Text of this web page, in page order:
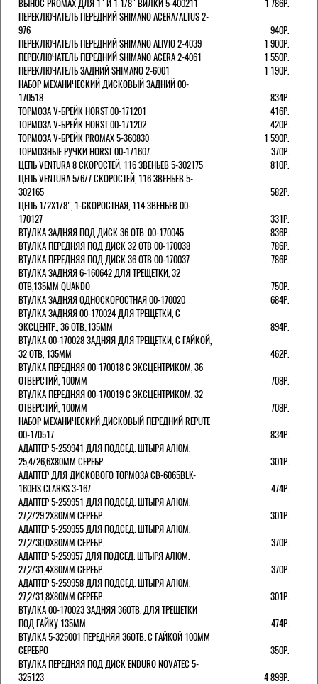
ВЫНОС PROMAX ДЛЯ 1" И 1 1/8" ВИЛКИ 5-400211
1 786Р.
ПЕРЕКЛЮЧАТЕЛЬ ПЕРЕДНИЙ SHIMANO ACERA/ALTUS 2-
976
940Р.
ПЕРЕКЛЮЧАТЕЛЬ ПЕРЕДНИЙ SHIMANO ALIVIO 2-4039
1 900Р.
ПЕРЕКЛЮЧАТЕЛЬ ПЕРЕДНИЙ SHIMANO ACERA 2-4061
1 550Р.
ПЕРЕКЛЮЧАТЕЛЬ ЗАДНИЙ SHIMANO 2-6001
1 190Р.
НАБОР МЕХАНИЧЕСКИЙ ДИСКОВЫЙ ЗАДНИЙ 00-
170518
834Р.
ТОРМОЗА V-БРЕЙК HORST 00-171201
416Р.
ТОРМОЗА V-БРЕЙК HORST 00-171202
420Р.
ТОРМОЗА V-БРЕЙК PROMAX 5-360830
1 590Р.
ТОРМОЗНЫЕ РУЧКИ HORST 00-171607
370Р.
ЦЕПЬ VENTURA 8 СКОРОСТЕЙ, 116 ЗВЕНЬЕВ 5-302175
810Р.
ЦЕПЬ VENTURA 5/6/7 СКОРОСТЕЙ, 116 ЗВЕНЬЕВ 5-
302165
582Р.
ЦЕПЬ 1/2Х1/8", 1-СКОРОСТНАЯ, 114 ЗВЕНЬЕВ 00-
170127
331Р.
ВТУЛКА ЗАДНЯЯ ПОД ДИСК 36 ОТВ. 00-170045
836Р.
ВТУЛКА ПЕРЕДНЯЯ ПОД ДИСК 32 ОТВ 00-170038
786Р.
ВТУЛКА ПЕРЕДНЯЯ ПОД ДИСК 36 ОТВ 00-170037
786Р.
ВТУЛКА ЗАДНЯЯ 6-160642 ДЛЯ ТРЕЩЕТКИ, 32
ОТВ,135ММ QUANDO
750Р.
ВТУЛКА ЗАДНЯЯ ОДНОСКОРОСТНАЯ 00-170020
684Р.
ВТУЛКА ЗАДНЯЯ 00-170024 ДЛЯ ТРЕЩЕТКИ, С
ЭКСЦЕНТР., 36 ОТВ.,135ММ
894Р.
ВТУЛКА 00-170028 ЗАДНЯЯ ДЛЯ ТРЕЩЕТКИ, С ГАЙКОЙ,
32 ОТВ, 135ММ
462Р.
ВТУЛКА ПЕРЕДНЯЯ 00-170018 С ЭКСЦЕНТРИКОМ, 36
ОТВЕРСТИЙ, 100ММ
708Р.
ВТУЛКА ПЕРЕДНЯЯ 00-170019 С ЭКСЦЕНТРИКОМ, 32
ОТВЕРСТИЙ, 100ММ
708Р.
НАБОР МЕХАНИЧЕСКИЙ ДИСКОВЫЙ ПЕРЕДНИЙ REPUTE
00-170517
834Р.
АДАПТЕР 5-259941 ДЛЯ ПОДСЕД. ШТЫРЯ АЛЮМ.
25,4/26,6Х80ММ СЕРЕБР.
301Р.
АДАПТЕР ДЛЯ ДИСКОВОГО ТОРМОЗА CB-6065BLK-
160FIS CLARKS 3-167
474Р.
АДАПТЕР 5-259951 ДЛЯ ПОДСЕД. ШТЫРЯ АЛЮМ.
27,2/29.2Х80ММ СЕРЕБР.
301Р.
АДАПТЕР 5-259955 ДЛЯ ПОДСЕД. ШТЫРЯ АЛЮМ.
27,2/30,0Х80ММ СЕРЕБР.
370Р.
АДАПТЕР 5-259957 ДЛЯ ПОДСЕД. ШТЫРЯ АЛЮМ.
27,2/31,4Х80ММ СЕРЕБР.
370Р.
АДАПТЕР 5-259958 ДЛЯ ПОДСЕД. ШТЫРЯ АЛЮМ.
27,2/31,8Х80ММ СЕРЕБР.
301Р.
ВТУЛКА 00-170023 ЗАДНЯЯ 36ОТВ. ДЛЯ ТРЕЩЕТКИ
ПОД ГАЙКУ 135ММ
474Р.
ВТУЛКА 5-325001 ПЕРЕДНЯЯ 36ОТВ. С ГАЙКОЙ 100ММ
СЕРЕБРО
350Р.
ВТУЛКА ПЕРЕДНЯЯ ПОД ДИСК ENDURO NOVATEC 5-
325123
4 899Р.